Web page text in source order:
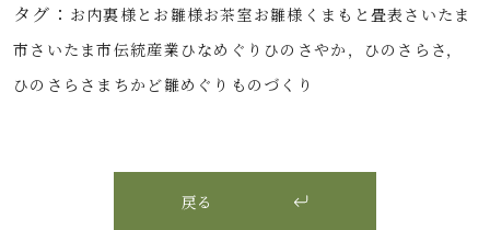
タグ： お内裏様とお雛様お茶室お雛様 くまもと畳表 さいたま
市 さいたま市伝統産業 ひなめぐり ひのさやか，ひのさらさ，
ひのさらさ まちかど雛めぐり ものづくり
戻る